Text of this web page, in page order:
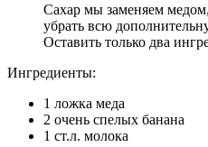
Сахар мы заменяем
убрать всю
Оставить только два
Ингредиенты:
1 ложка меда
2 очень спелых банана
1 ст.л. молока